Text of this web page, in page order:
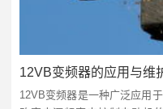
12VB变频器的应用与维
12VB变频器是一种广泛应用